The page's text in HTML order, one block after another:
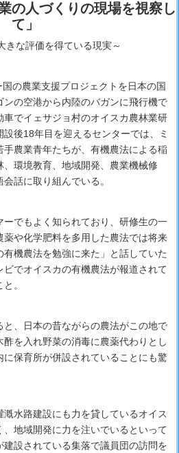
の人づくりの現場を視察し
て」
きな評価を得ている現実～
の農業支援プロジェクトを日本の国
の空港から内陸のバガンに飛行機で
でイェサジョ村のオイスカ農林業研
後18年目を迎えるセンターでは、ミ
手農業青年たちが、有機農法による稲
環境教育、地域開発、農業機械修
話に取り組んでいる。
でもよく知られており、研修生の一
薬や化学肥料を多用した農法では将来
機農法を勉強に来た」と話していた
でオイスカの有機農法が報道されて
。
、日本の昔ながらの農法がこの地で
を入れ野菜の消毒に農薬代わりとし
保育所が併設されていることにも驚
水路建設にも力を貸しているオイス
地域開発に力を注いでいるといって
設されている集落で議員団の訪問を